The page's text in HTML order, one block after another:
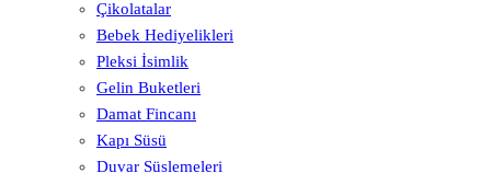
Çikolatalar
Bebek Hediyelikleri
Pleksi İsimlik
Gelin Buketleri
Damat Fincanı
Kapı Süsü
Duvar Süslemeleri